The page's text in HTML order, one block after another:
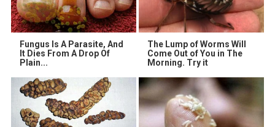
Fungus Is A Parasite, And
It Dies From A Drop Of
Plain...
The Lump of Worms Will
Come Out of You in The
Morning. Try it